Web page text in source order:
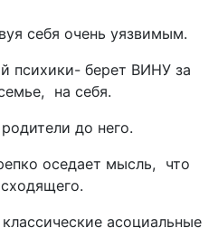
себя очень уязвимым.
психики- берет ВИНУ за
на себя.
до него.
оседает мысль, что
асоциальные